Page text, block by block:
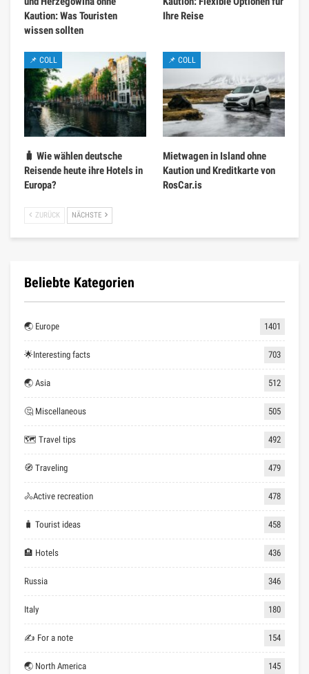
Kaution: Was Touristen
wissen sollten
Ihre Reise
📌 COLL
🧳 Wie wählen deutsche
Reisende heute ihre Hotels in
Europa?
📌 COLL
Mietwagen in Island ohne
Kaution und Kreditkarte von
RosCar.is
ZURÜCK NÄCHSTE
Beliebte Kategorien
🌏 Europe 1401
🌟Interesting facts 703
🌏 Asia 512
🤔 Miscellaneous 505
🗺 Travel tips 492
🧭 Traveling 479
🚴Active recreation 478
🧳 Tourist ideas 458
🏨 Hotels 436
Russia 346
Italy 180
✍ For a note 154
🌏 North America 145